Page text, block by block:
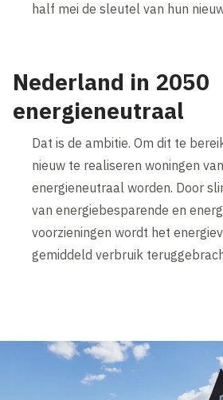
half mei de sleutel van hun
Nederland in 2050
energieneutraal
Dat is de ambitie. Om dit te
nieuw te realiseren woningen
energieneutraal worden. Door
van energiebesparende en
voorzieningen wordt het
gemiddeld verbruik